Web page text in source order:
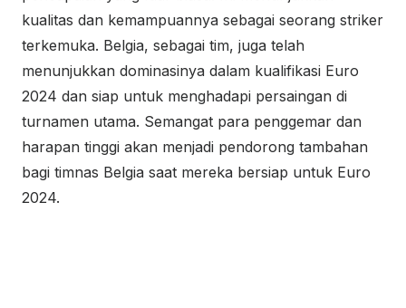
kualitas dan kemampuannya sebagai seorang striker
terkemuka. Belgia, sebagai tim, juga telah
menunjukkan dominasinya dalam kualifikasi Euro
2024 dan siap untuk menghadapi persaingan di
turnamen utama. Semangat para penggemar dan
harapan tinggi akan menjadi pendorong tambahan
bagi timnas Belgia saat mereka bersiap untuk Euro
2024.